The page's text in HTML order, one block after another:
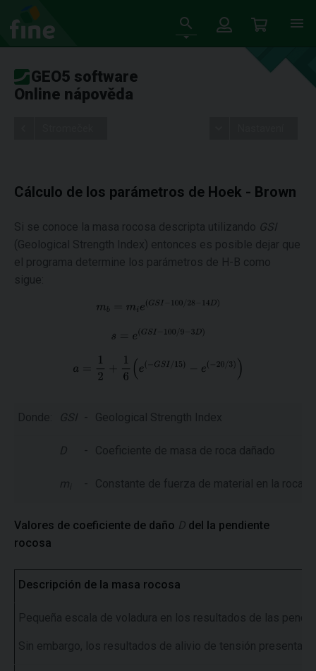
GEO5 software
Online nápověda
Cálculo de los parámetros de Hoek - Brown
Si se conoce la masa rocosa descripta utilizando GSI
(Geological Strength Index) entonces es posible dejar que
el programa determine los parámetros de H-B como
sigue:
Donde: GSI - Geological Strength Index
D - Coeficiente de masa de roca dañado
m - Constante de fuerza de material en la roca
Valores de coeficiente de daño D del la pendiente
rocosa
Descripción de la masa rocosa
Pequeña escala de voladura en los resultados de las
Sin embargo, los resultados de alivio de tensión presentan